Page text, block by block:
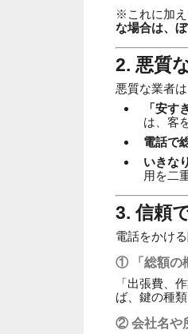
※これに加え
な場合は、
2. 悪質
悪質な業者
「安す
は、客
電話で
いきな
用を二
3. 信頼
電話をかけ
① 「総額の
「出張費、
ば、鍵の種
② 会社名や